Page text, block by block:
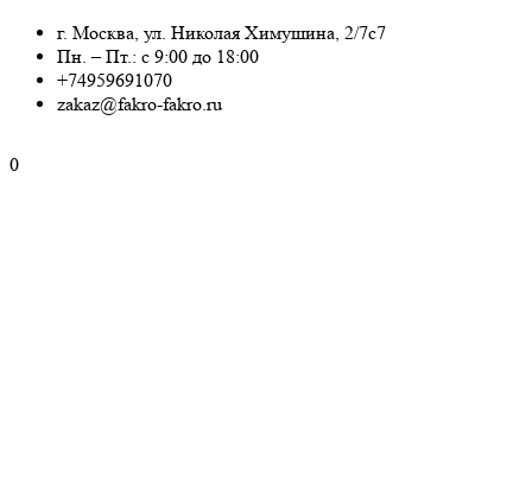
г. Москва, ул. Николая Химушина, 2/7с7
Пн. – Пт.: с 9:00 до 18:00
+74959691070
zakaz@fakro-fakro.ru
0